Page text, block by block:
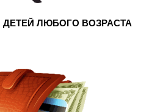
ЛЮБОГО ВОЗРАСТА